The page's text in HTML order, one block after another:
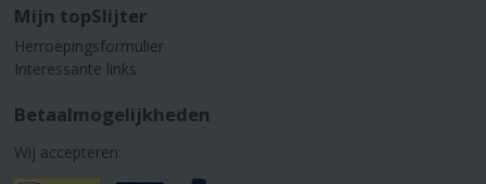
Mijn topSlijter
Herroepingsformulier
Interessante links
Betaalmogelijkheden
Wij accepteren: